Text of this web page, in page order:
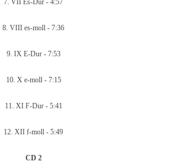
7. VII Es-Dur - 4:57
8. VIII es-moll - 7:36
9. IX E-Dur - 7:53
10. X e-moll - 7:15
11. XI F-Dur - 5:41
12. XII f-moll - 5:49
CD 2